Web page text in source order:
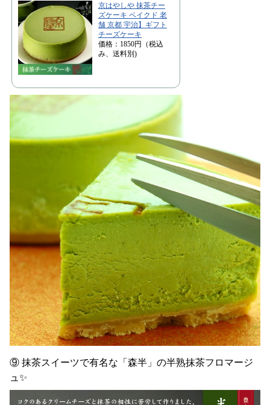
京はやしや 抹茶チー
ズケーキ ベイクド 老
舗 京都 宇治】ギフト
チーズケーキ
価格：1850円（税込
み、送料別)
⑨ 抹茶スイーツで有名な「森半」の半熟抹茶フロマージ
ュ✨